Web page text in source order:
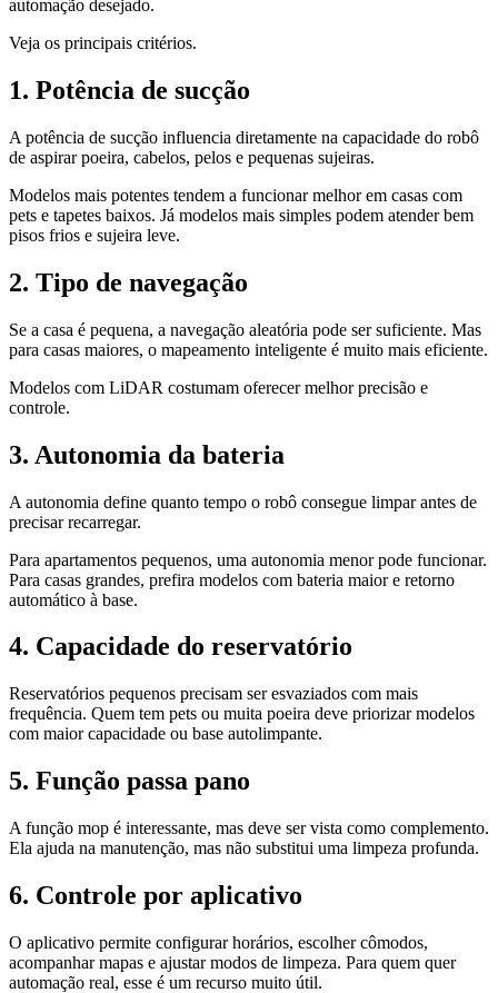
automação desejado.
Veja os principais critérios.
1. Potência de sucção
A potência de sucção influencia diretamente na capacidade do robô
de aspirar poeira, cabelos, pelos e pequenas sujeiras.
Modelos mais potentes tendem a funcionar melhor em casas com
pets e tapetes baixos. Já modelos mais simples podem atender bem
pisos frios e sujeira leve.
2. Tipo de navegação
Se a casa é pequena, a navegação aleatória pode ser suficiente. Mas
para casas maiores, o mapeamento inteligente é muito mais eficiente.
Modelos com LiDAR costumam oferecer melhor precisão e
controle.
3. Autonomia da bateria
A autonomia define quanto tempo o robô consegue limpar antes de
precisar recarregar.
Para apartamentos pequenos, uma autonomia menor pode funcionar.
Para casas grandes, prefira modelos com bateria maior e retorno
automático à base.
4. Capacidade do reservatório
Reservatórios pequenos precisam ser esvaziados com mais
frequência. Quem tem pets ou muita poeira deve priorizar modelos
com maior capacidade ou base autolimpante.
5. Função passa pano
A função mop é interessante, mas deve ser vista como complemento.
Ela ajuda na manutenção, mas não substitui uma limpeza profunda.
6. Controle por aplicativo
O aplicativo permite configurar horários, escolher cômodos,
acompanhar mapas e ajustar modos de limpeza. Para quem quer
automação real, esse é um recurso muito útil.